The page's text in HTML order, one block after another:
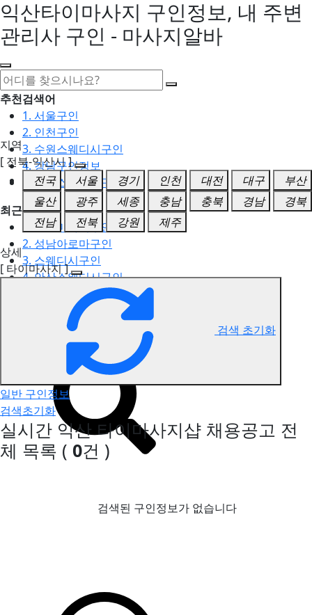
익산타이마사지 구인정보, 내 주변
관리사 구인 - 마사지알바
추천검색어
1. 서울구인
2. 인천구인
3. 수원스웨디시구인
4. 강남구인정보
5. 동탄스웨디시구인
최근검색어
1. 일산마사지구인
2. 성남아로마구인
3. 스웨디시구인
4. 안산스웨디시구인
5. 아로마구인
익산 타이마사지 구인정보
지역
[ 전북-익산시 ]
전국
서울 경기 인천 대전 대구
부산
울산
광주 세종 충남 충북 경남
경북
전남
전북 강원
제주
상세
[ 타이마사지 ]
검색 초기화
일반 구인정보
검색초기화
실시간 익산 타이마사지샵 채용공고 전
체 목록 ( 0건 )
검색된 구인정보가 없습니다